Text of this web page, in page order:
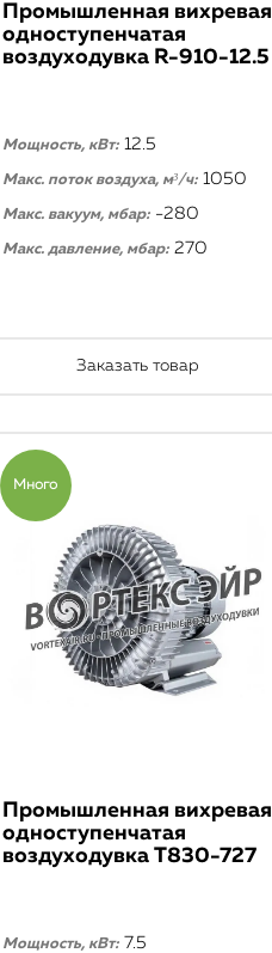
Промышленная вихревая
одноступенчатая
воздуходувка R-910-12.5
Мощность, кВт:12.5
Макс. поток воздуха, м³/ч:1050
Макс. вакуум, мбар:-280
Макс. давление, мбар:270
Заказать товар
Много
Промышленная вихревая
одноступенчатая
воздуходувка T830-727
Мощность, кВт:7.5